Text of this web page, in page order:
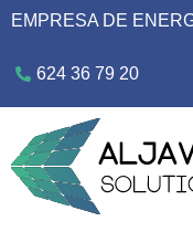
EMPRESA DE
624 36 79 20